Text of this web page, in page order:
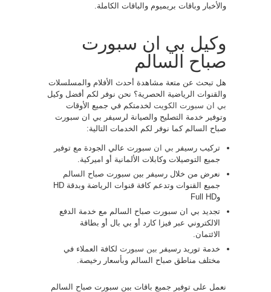
والأخبار وباقات بريميوم والباقات الكاملة.
وكيل بي ان سبورت
صباح السالم
هل تبحث عن متعة مشاهدة أحدث الأفلام والمسلسلات
والقنوات الرياضية الحصرية؟ نحن نوفر لكم أفضل وكيل
بي ان سبورت الكويت لخدمتكم في جميع الأوقات
وتوفير خدمة التصليح والصيانة لرسيفر بي ان سبورت
صباح السالم كما نوفر لكم الخدمات التالية:
تركيب رسيفر بي ان سبورت عالي الجودة مع توفير
جميع التوصيلات وكابلات الألمانية أو اميركية.
نعرض من خلال رسيفر بين سبورت صباح السالم
جميع القنوات وتدعم كافة قنوات الرياضة وبدقة HD
وFull HD
تجديد بي ان سبورت صباح السالم مع خدمة الدفع
الالكتروني عبر فيزا كارد أو بي بال أو بطاقة
الائتمان.
خدمة توريد رسيفر بين سبورت لكافة العملاء في
مختلف مناطق صباح السالم وبأسعار رخيصة.
نعمل على توفير جميع باقات بين سبورت صباح السالم